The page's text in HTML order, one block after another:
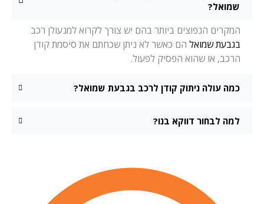
שמואל?
המקרים הנפוצים ביותר בהם יש צורך לקרוא למנעולן רכב
בגבעת שמואלהם כאשר לא ניתן שכחתם את סיסמת קודן
הרכב, או שהוא הפסיק לפעול.
כמה עולה ניתוק קודן לרכב בגבעת שמואל?
למה לבחור דווקא בנו?